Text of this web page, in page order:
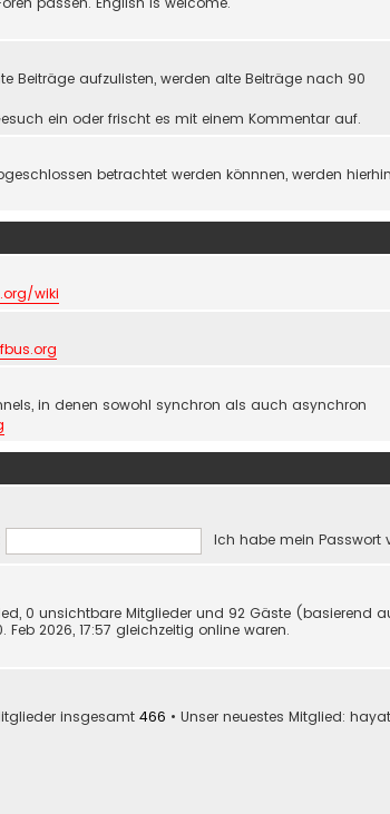
Beiträge aufzulisten, werden alte Beiträge nach 90
ein oder frischt es mit einem Kommentar auf.
betrachtet werden könnnen, werden hierhin
wiki
in denen sowohl synchron als auch asynchron
Ich habe mein Passwort
0 unsichtbare Mitglieder und 92 Gäste (basierend
Feb 2026, 17:57 gleichzeitig online waren.
insgesamt 466 • Unser neuestes Mitglied: hayat